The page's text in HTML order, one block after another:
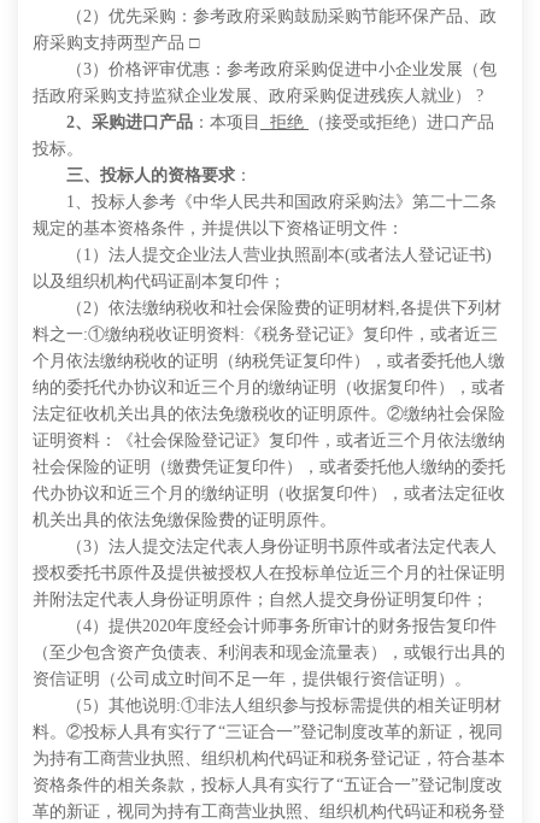
（2）优先采购： 参考政府采购鼓励采购节能环保产品、政
府采购支持两型产品 □
（3）价格评审优惠： 参考政府采购促进中小企业发展（包
括政府采购支持监狱企业发展、政府采购促进残疾人就业）
?
2、采购进口产品 ：本项目 拒绝
（接受或拒绝）进口产品
投标。
三、投标人的资格要求 ：
1、投标人参考 《中华人民共和国政府采购法》第二十二条
规定的基本资格条件，并提供以下资格证明文件：
（ 1）法人提交企业法人营业执照副本(或者法人登记证书)
以及组织机构代码证副本复印件；
（2）依法缴纳税收和社会保险费的证明材料,各提供下列材
料之一:①缴纳税收证明资料:《税务登记证》复印件，或者近三
个月依法缴纳税收的证明（纳税凭证复印件），或者委托他人缴
纳的委托代办协议和近三个月的缴纳证明（收据复印件），或者
法定征收机关出具的依法免缴税收的证明原件。②缴纳社会保险
证明资料：《社会保险登记证》复印件，或者近三个月依法缴纳
社会保险的证明（缴费凭证复印件），或者委托他人缴纳的委托
代办协议和近三个月的缴纳证明（收据复印件），或者法定征收
机关出具的依法免缴保险费的证明原件。
（3）法人提交法定代表人身份证明书原件或者法定代表人
授权委托书原件及提供被授权人在投标单位近三个月的社保证明
并附法定代表人身份证明原件；自然人提交身份证明复印件；
（4） 提供2020年度经会计师事务所审计的财务报告复印件
（至少包含资产负债表、利润表和现金流量表），或银行出具的
资信证明（公司成立时间不足一年，提供银行资信证明）。
（5）其他说明:①非法人组织参与投标需提供的相关证明材
料。②投标人具有实行了“三证合一”登记制度改革的新证，视同
为持有工商营业执照、组织机构代码证和税务登记证，符合基本
资格条件的相关条款，投标人具有实行了“五证合一”登记制度改
革的新证，视同为持有工商营业执照、组织机构代码证和税务登